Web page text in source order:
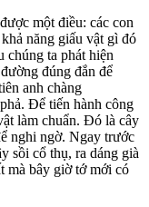
một điều: các con
năng giấu vật gì đó
chúng ta phát hiện
đúng đắn để
anh chàng
Để tiến hành công
làm chuẩn. Đó là cây
nghi ngờ. Ngay trước
sồi cổ thụ, ra dáng già
mà bây giờ tớ mới có